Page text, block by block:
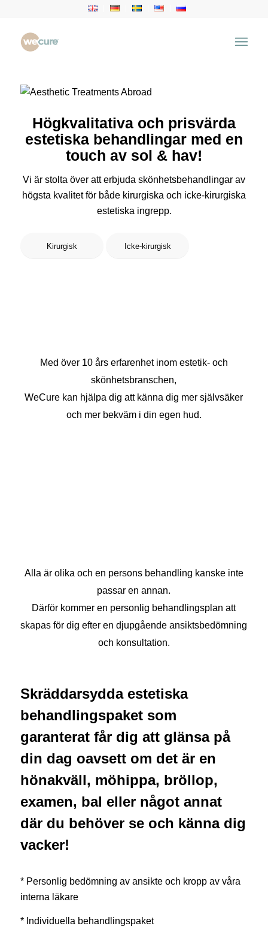
Högkvalitativa och prisvärda
estetiska behandlingar med en
touch av sol & hav!
Vi är stolta över att erbjuda skönhetsbehandlingar av
högsta kvalitet för både kirurgiska och icke-kirurgiska
estetiska ingrepp.
Kirurgisk Icke-kirurgisk
Med över 10 års erfarenhet inom estetik- och
skönhetsbranschen,
WeCure kan hjälpa dig att känna dig mer självsäker
och mer bekväm i din egen hud.
Alla är olika och en persons behandling kanske inte
passar en annan.
Därför kommer en personlig behandlingsplan att
skapas för dig efter en djupgående ansiktsbedömning
och konsultation.
Skräddarsydda estetiska
behandlingspaket som
garanterat får dig att glänsa på
din dag oavsett om det är en
hönakväll, möhippa, bröllop,
examen, bal eller något annat
där du behöver se och känna dig
vacker!
* Personlig bedömning av ansikte och kropp av våra
interna läkare
* Individuella behandlingspaket